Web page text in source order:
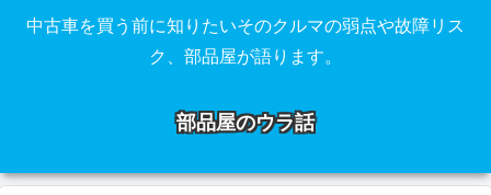
中古車を買う前に知りたいそのクルマの弱点や故障リス
ク、部品屋が語ります。
部品屋のウラ話